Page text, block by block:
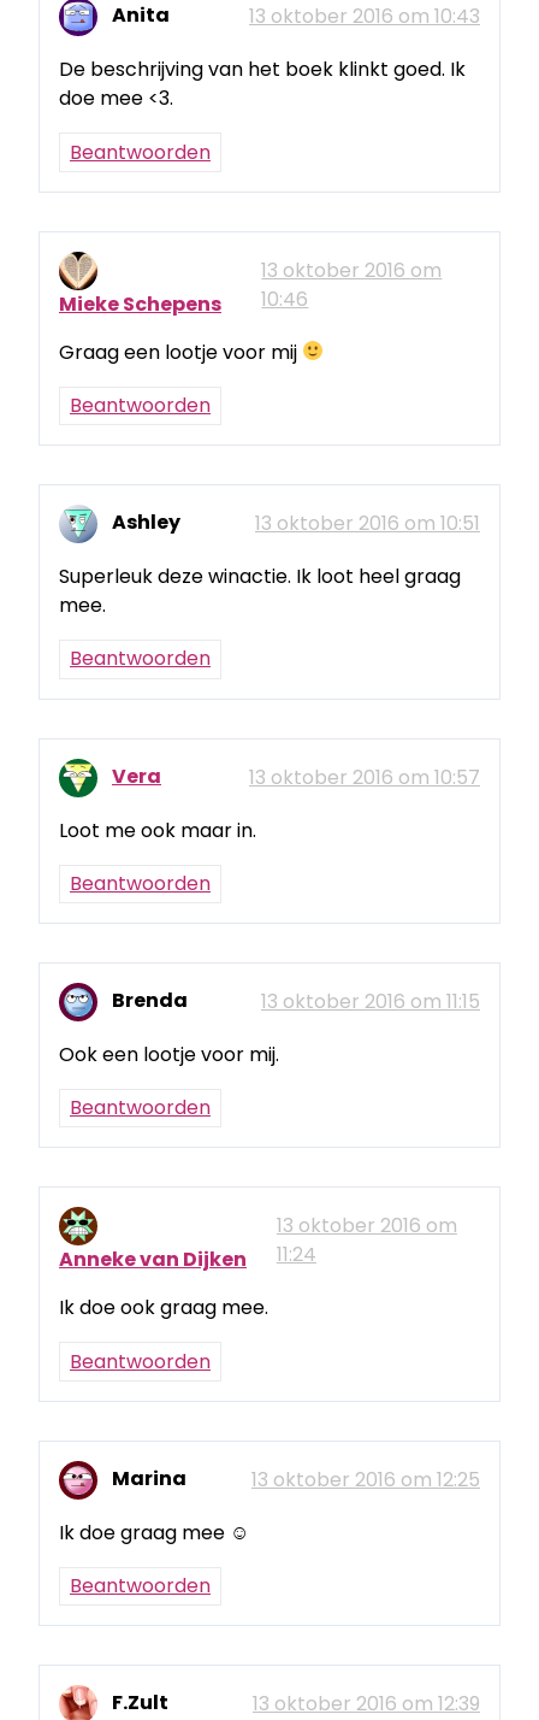
Anita
13 oktober 2016 om 10:43
De beschrijving van het boek klinkt goed. Ik
doe mee <3.
Beantwoorden
Mieke Schepens
13 oktober 2016 om
10:46
Graag een lootje voor mij
Beantwoorden
Ashley
13 oktober 2016 om 10:51
Superleuk deze winactie. Ik loot heel graag
mee.
Beantwoorden
Vera
13 oktober 2016 om 10:57
Loot me ook maar in.
Beantwoorden
Brenda
13 oktober 2016 om 11:15
Ook een lootje voor mij.
Beantwoorden
Anneke van Dijken
13 oktober 2016 om
11:24
Ik doe ook graag mee.
Beantwoorden
Marina
13 oktober 2016 om 12:25
Ik doe graag mee ☺
Beantwoorden
F.Zult
13 oktober 2016 om 12:39